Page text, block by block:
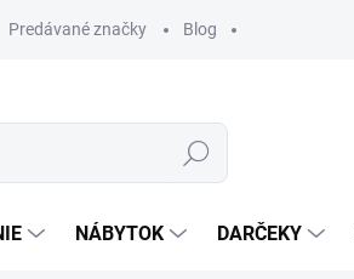
Predávané značky Blog
Hľadať
NÁBYTOK DARČEKY